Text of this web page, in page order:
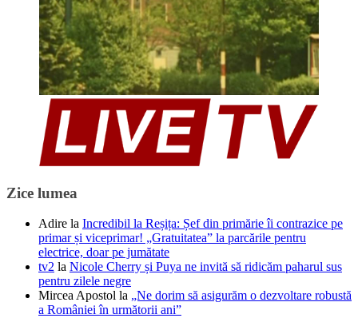
Zice lumea
Adire la Incredibil la Reșița: Șef din primărie îi contrazice pe
primar și viceprimar! „Gratuitatea” la parcările pentru
electrice, doar pe jumătate
tv2 la Nicole Cherry și Puya ne invită să ridicăm paharul sus
pentru zilele negre
Mircea Apostol la „Ne dorim să asigurăm o dezvoltare robustă
a României în următorii ani”